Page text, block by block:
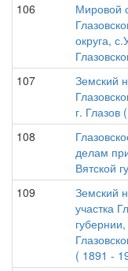
106
Мировой
округа,
107
Земский
г. Глазов
108
делам
Вятской
109
Земский
участка
( 1891 -